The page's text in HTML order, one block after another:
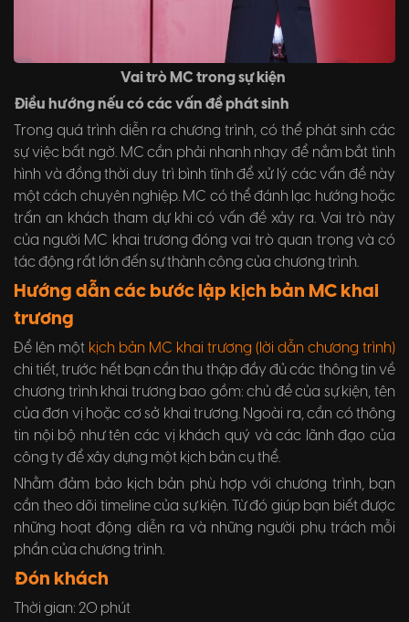
Vai trò MC trong sự kiện
Điều hướng nếu có các vấn đề phát sinh
Trong quá trình diễn ra chương trình, có thể phát sinh các
sự việc bất ngờ. MC cần phải nhanh nhạy để nắm bắt tình
hình và đồng thời duy trì bình tĩnh để xử lý các vấn đề này
một cách chuyên nghiệp. MC có thể đánh lạc hướng hoặc
trấn an khách tham dự khi có vấn đề xảy ra. Vai trò này
của người MC khai trương đóng vai trò quan trọng và có
tác động rất lớn đến sự thành công của chương trình.
Hướng dẫn các bước lập kịch bản MC khai
trương
Để lên một kịch bản MC khai trương (lời dẫn chương trình)
chi tiết, trước hết bạn cần thu thập đầy đủ các thông tin về
chương trình khai trương bao gồm: chủ đề của sự kiện, tên
của đơn vị hoặc cơ sở khai trương. Ngoài ra, cần có thông
tin nội bộ như tên các vị khách quý và các lãnh đạo của
công ty để xây dựng một kịch bản cụ thể.
Nhằm đảm bảo kịch bản phù hợp với chương trình, bạn
cần theo dõi timeline của sự kiện. Từ đó giúp bạn biết được
những hoạt động diễn ra và những người phụ trách mỗi
phần của chương trình.
Đón khách
Thời gian: 20 phút